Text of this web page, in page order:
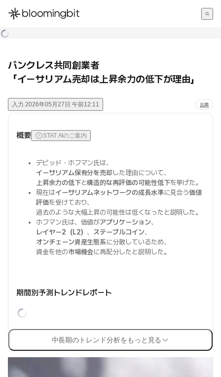
한국어
バンクレス共同創業者
「イーサリアム売却は上昇余力の低下が理由」
入力 2026年05月27日 午前12:11 出典
概要 STAT AIのご案内
デビッド・ホフマン氏は、
イーサリアム保有分を売却した理由について、
上昇余力の低下と構造的な再評価の可能性低下を挙げた。
現在はイーサリアムネットワークの成長水準に見合う価値
評価を受けており、
過去のような大幅上昇の可能性は低くなったと説明した。
ホフマン氏は、価値がアプリケーション、
レイヤー2（L2） 、 ステーブルコイン、
オンチェーン資産生態系に分散しているため、
資金を他の市場機会に再配分したと説明した。
期間別予測トレンドレポート
中長期のトレンド分析をもっと見る